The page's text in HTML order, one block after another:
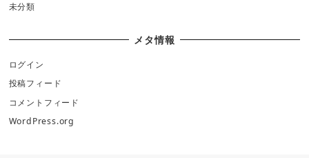
未分類
メタ情報
ログイン
投稿フィード
コメントフィード
WordPress.org